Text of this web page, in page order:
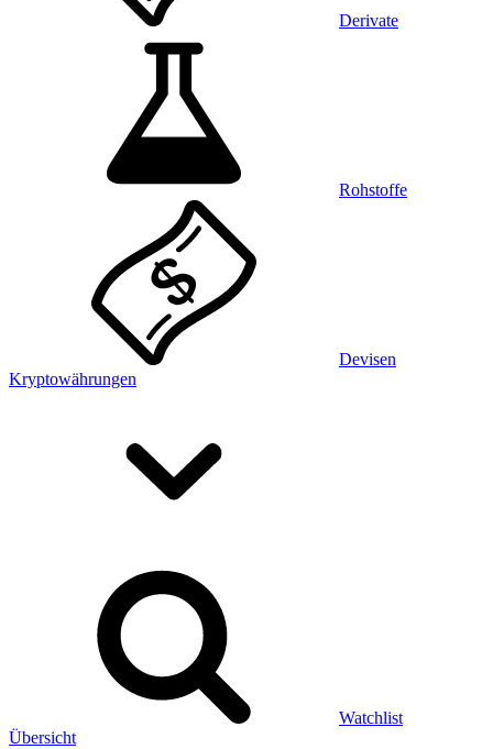
Derivate
Rohstoffe
Devisen
Kryptowährungen
Watchlist
Übersicht